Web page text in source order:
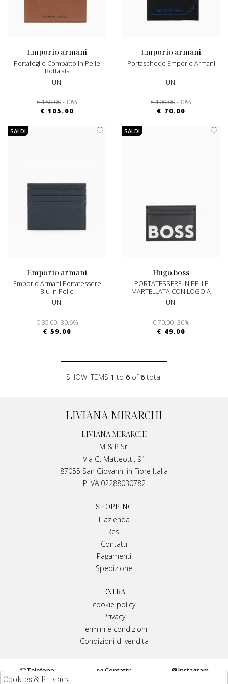
emporio armani
Portafoglio Compatto In Pelle
Bottalata
UNI
€ 150.00-30%
€ 105.00
emporio armani
Portaschede Emporio Armani
UNI
€ 100.00-30%
€ 70.00
SALDI
emporio armani
Emporio Armani Portatessere
Blu In Pelle
UNI
€ 85.00 -30.6%
€ 59.00
SALDI
hugo boss
PORTATESSERE IN PELLE
MARTELLATA CON LOGO A
CONTRASTO
UNI
€ 70.00 -30%
€ 49.00
SHOW ITEMS 1 to 6 of 6 total
LIVIANA MIRARCHI
LIVIANA MIRARCHI
M & P Srl
Via G. Matteotti, 91
87055 San Giovanni in Fiore Italia
P IVA 02288030782
SHOPPING
L'azienda
Resi
Contatti
Pagamenti
Spedizione
EXTRA
cookie policy
Privacy
Termini e condizioni
Condizioni di vendita
Telefono:
0984970429
Contatti:
Instagram
Cookies & Privacy